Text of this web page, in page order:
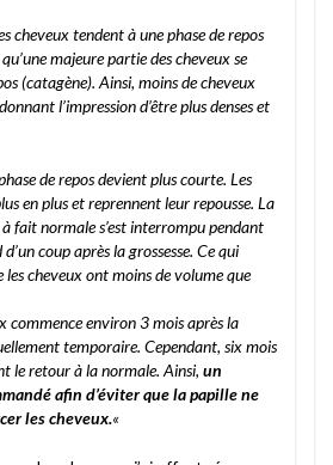
cheveux tendent à une phase de repos
majeure partie des cheveux se
(catagène). Ainsi, moins de cheveux
l’impression d’être plus denses et
de repos devient plus courte. Les
en plus et reprennent leur repousse. La
fait normale s’est interrompu pendant
coup après la grossesse. Ce qui
les cheveux ont moins de volume que
commence environ 3 mois après la
temporaire. Cependant, six mois
le retour à la normale. Ainsi, un
afin d’éviter que la papille ne
les cheveux.«